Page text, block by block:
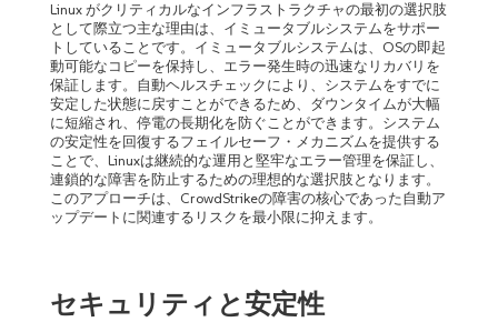
Linux がクリティカルなインフラストラクチャの最初の選択肢
として際立つ主な理由は、イミュータブルシステムをサポー
トしていることです。イミュータブルシステムは、OSの即起
動可能なコピーを保持し、エラー発生時の迅速なリカバリを
保証します。自動ヘルスチェックにより、システムをすでに
安定した状態に戻すことができるため、ダウンタイムが大幅
に短縮され、停電の長期化を防ぐことができます。システム
の安定性を回復するフェイルセーフ・メカニズムを提供する
ことで、Linuxは継続的な運用と堅牢なエラー管理を保証し、
連鎖的な障害を防止するための理想的な選択肢となります。
このアプローチは、CrowdStrikeの障害の核心であった自動ア
ップデートに関連するリスクを最小限に抑えます。
セキュリティと安定性